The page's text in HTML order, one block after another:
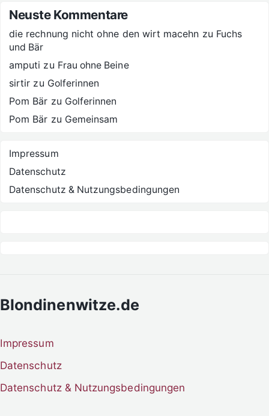
Neuste Kommentare
die rechnung nicht ohne den wirt macehn zu Fuchs
und Bär
amputi zu Frau ohne Beine
sirtir zu Golferinnen
Pom Bär zu Golferinnen
Pom Bär zu Gemeinsam
Impressum
Datenschutz
Datenschutz & Nutzungsbedingungen
Blondinenwitze.de
Impressum
Datenschutz
Datenschutz & Nutzungsbedingungen